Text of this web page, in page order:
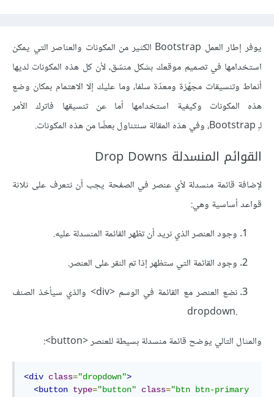
يوفر إطار العمل Bootstrap الكثير من المكونات والعناصر التي يمكن
استخدامها في تصميم موقعك بشكل منسّق، لأن كل هذه المكونات لديها
أنماط وتنسيقات مجهّزة ومعدّة سلفا، وما عليك إلا الاهتمام بمكان وضع
هذه المكونات وكيفية استخدامها أما عن تنسيقها فاترك الأمر
لـِ Bootstrap، وفي هذه المقالة سنتناول بعضًا من هذه المكونات.
القوائم المنسدلة Drop Downs
لإضافة قائمة منسدلة لأي عنصر في الصفحة يجب أن نتعرف على ثلاثة
قواعد أساسية وهي:
وجود العنصر الذي نريد أن تظهر القائمة المنسدلة عليه.
وجود القائمة التي ستظهر إذا تم النقر على العنصر.
نضع العنصر مع القائمة في الوسم <div> والذي سيأخذ الصنف
.dropdown
والمثال التالي يوضح قائمة منسدلة بسيطة للعنصر <button>:
<div class="dropdown">
<button type="button" class="btn btn-primary